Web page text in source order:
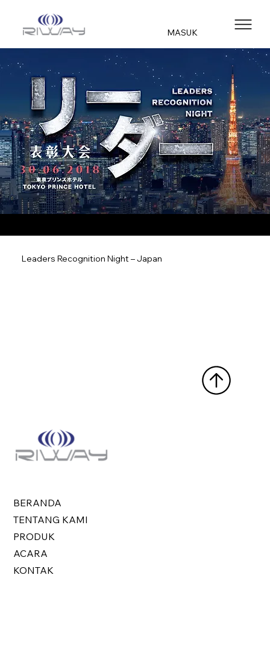
MASUK
Leaders Recognition Night – Japan
BERANDA
TENTANG KAMI
PRODUK
ACARA
KONTAK